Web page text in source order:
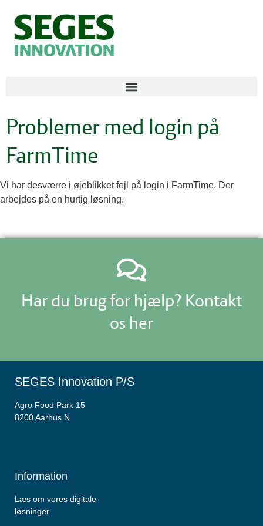
Problemer med login på
FarmTime
Vi har desværre i øjeblikket fejl på login i FarmTime. Der
arbejdes på en hurtig løsning.
Har du brug for hjælp? Kontakt
os her
SEGES Innovation P/S
Agro Food Park 15
8200 Aarhus N
Information
Læs om vores digitale
løsninger